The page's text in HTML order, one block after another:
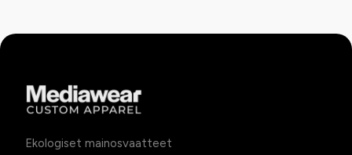
Ekologiset mainosvaatteet